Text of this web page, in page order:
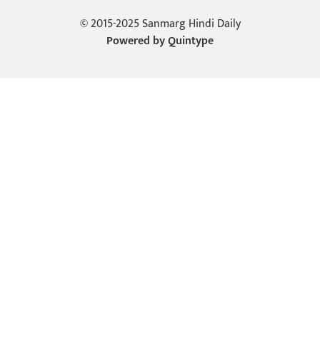
© 2015-2025 Sanmarg Hindi Daily
Powered byQuintype